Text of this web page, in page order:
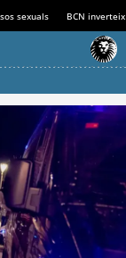
sexuals BCN